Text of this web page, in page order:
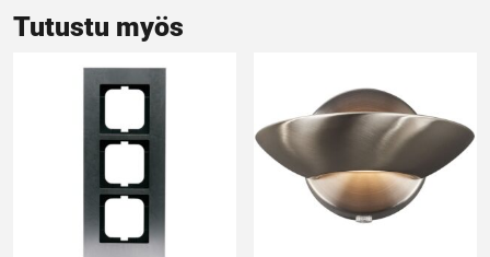
Tutustu myös